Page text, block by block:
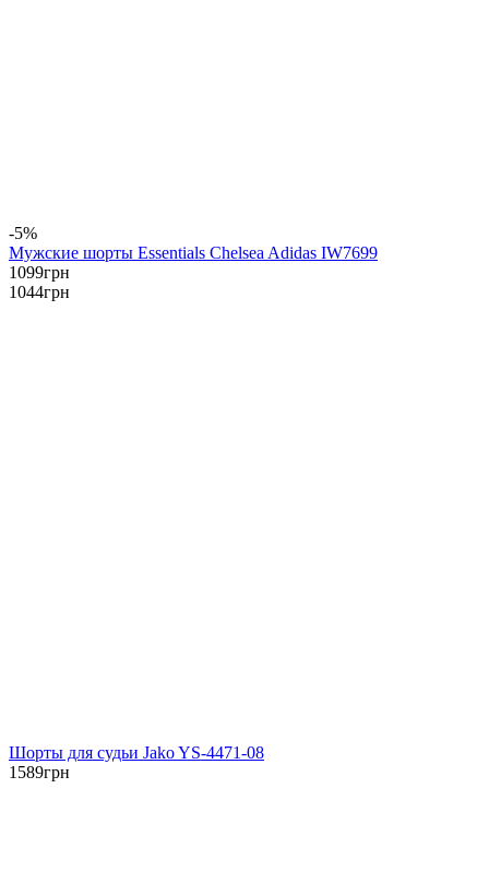
-5%
Мужские шорты Essentials Chelsea Adidas IW7699
1099грн
1044грн
Шорты для судьи Jako YS-4471-08
1589грн